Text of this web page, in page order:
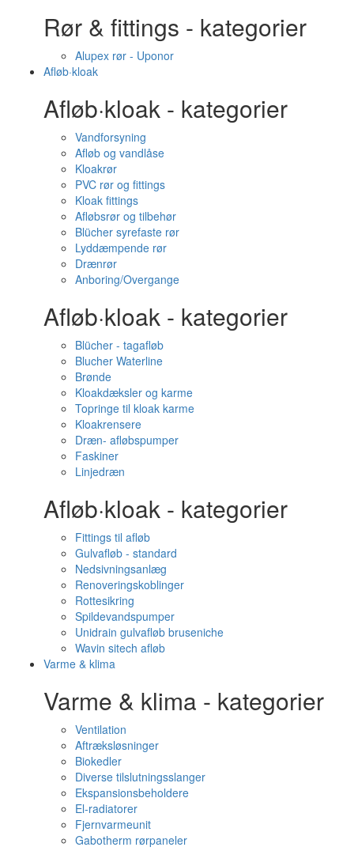
Rør & fittings - kategorier
Alupex rør - Uponor
Afløb·kloak
Afløb·kloak - kategorier
Vandforsyning
Afløb og vandlåse
Kloakrør
PVC rør og fittings
Kloak fittings
Afløbsrør og tilbehør
Blücher syrefaste rør
Lyddæmpende rør
Drænrør
Anboring/Overgange
Afløb·kloak - kategorier
Blücher - tagafløb
Blucher Waterline
Brønde
Kloakdæksler og karme
Topringe til kloak karme
Kloakrensere
Dræn- afløbspumper
Faskiner
Linjedræn
Afløb·kloak - kategorier
Fittings til afløb
Gulvafløb - standard
Nedsivningsanlæg
Renoveringskoblinger
Rottesikring
Spildevandspumper
Unidrain gulvafløb bruseniche
Wavin sitech afløb
Varme & klima
Varme & klima - kategorier
Ventilation
Aftræksløsninger
Biokedler
Diverse tilslutningsslanger
Ekspansionsbeholdere
El-radiatorer
Fjernvarmeunit
Gabotherm rørpaneler